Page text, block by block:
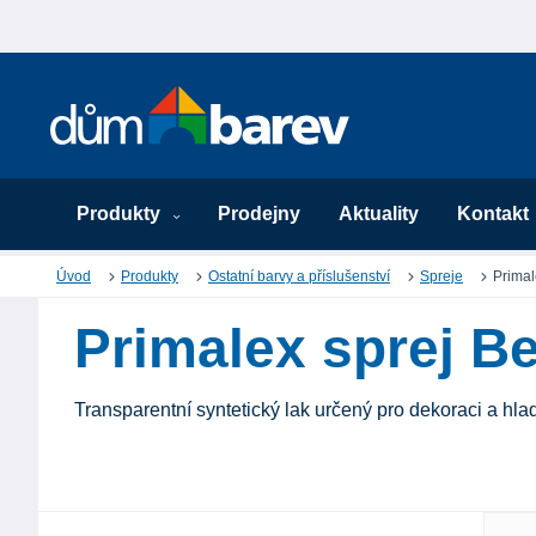
Produkty Prodejny Aktuality Kontakt
Úvod Produkty Ostatní barvy a příslušenství Spreje
Primalex sprej
Transparentní syntetický lak určený pro dekoraci a